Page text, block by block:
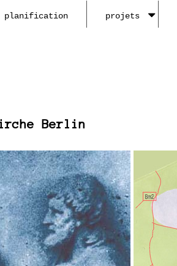
planification projets
Berlin